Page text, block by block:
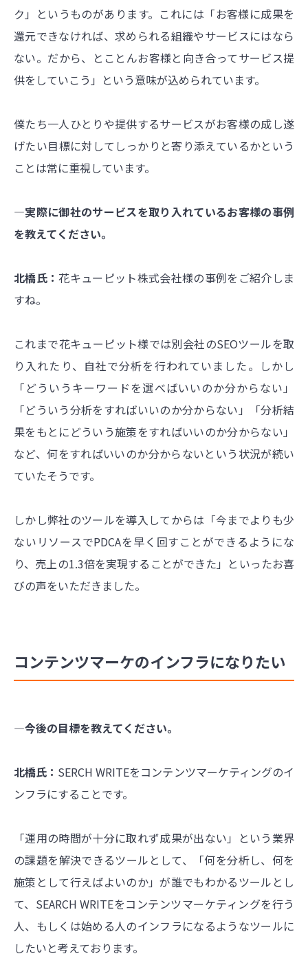
ク」というものがあります。これには「お客様に成果を
還元できなければ、求められる組織やサービスにはなら
ない。だから、とことんお客様と向き合ってサービス提
供をしていこう」という意味が込められています。
僕たち一人ひとりや提供するサービスがお客様の成し遂
げたい目標に対してしっかりと寄り添えているかという
ことは常に重視しています。
―実際に御社のサービスを取り入れているお客様の事例
を教えてください。
北橋氏：花キューピット株式会社様の事例をご紹介しま
すね。
これまで花キューピット様では別会社のSEOツールを取
り入れたり、自社で分析を行われていました。しかし
「どういうキーワードを選べばいいのか分からない」
「どういう分析をすればいいのか分からない」「分析結
果をもとにどういう施策をすればいいのか分からない」
など、何をすればいいのか分からないという状況が続い
ていたそうです。
しかし弊社のツールを導入してからは「今までよりも少
ないリソースでPDCAを早く回すことができるようにな
り、売上の1.3倍を実現することができた」といったお喜
びの声をいただきました。
コンテンツマーケのインフラになりたい
―今後の目標を教えてください。
北橋氏： SERCH WRITEをコンテンツマーケティングのイ
ンフラにすることです。
「運用の時間が十分に取れず成果が出ない」という業界
の課題を解決できるツールとして、「何を分析し、何を
施策として行えばよいのか」が誰でもわかるツールとし
て、SEARCH WRITEをコンテンツマーケティングを行う
人、もしくは始める人のインフラになるようなツールに
したいと考えております。